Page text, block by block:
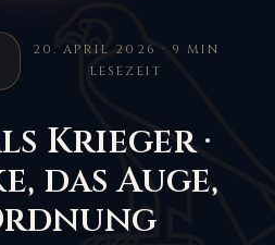
20. APRIL 2026 · 9 MIN
LESEZEIT
Krieger ·
das Auge,